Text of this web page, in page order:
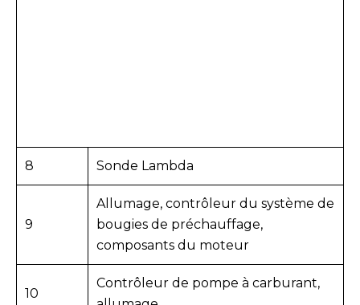
8 Sonde Lambda
9
Allumage, contrôleur du système de
bougies de préchauffage,
composants du moteur
10
Contrôleur de pompe à carburant,